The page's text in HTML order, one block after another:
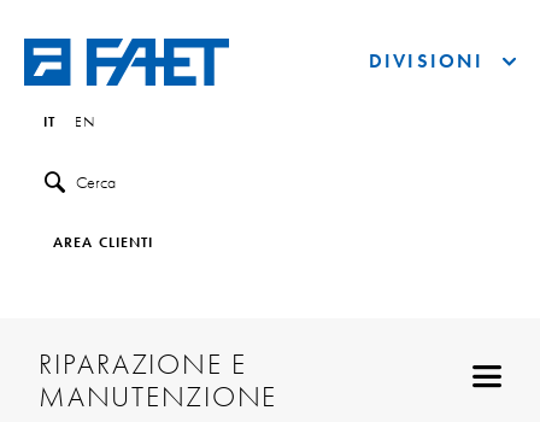
IT EN
Cerca
AREA CLIENTI
DIVISIONI
RIPARAZIONE E
MANUTENZIONE